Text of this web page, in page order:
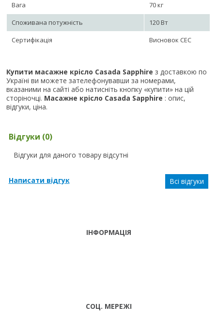
Вага
70 кг
Споживана потужність
120 Вт
Сертифікація
Висновок СЕС
Купити масажне крісло Casada Sapphireз доставкою по
Україні ви можете зателефонувавши за номерами,
вказаними на сайті або натисніть кнопку «купити» на цій
сторіночці. Масажне крісло Casada Sapphire : опис,
відгуки, ціна.
Відгуки (0)
Відгуки для даного товару відсутні
Написати відгук Всі відгуки
ІНФОРМАЦІЯ
СОЦ. МЕРЕЖІ